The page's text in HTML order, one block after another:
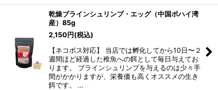
乾燥ブラインシュリンプ・エッグ（中国ボハイ湾
産）85g
2,150円(税込)
【ネコポス対応】 当店では孵化してから10日〜２
週間ほど経過した稚魚への餌として毎日与えてお
ります。 ブラインシュリンプを与えるのは少々手
間がかかりますが、栄養価も高くオススメの生き
餌です。 …